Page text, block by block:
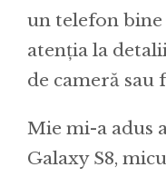
un telefon
atenția la
de cameră
Mie mi-a adus
Galaxy S8,